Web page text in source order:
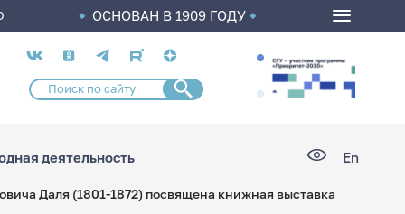
ОСНОВАН В 1909 ГОДУ
Социальные
сети
деятельность En
Даля (1801-1872) посвящена книжная выставка